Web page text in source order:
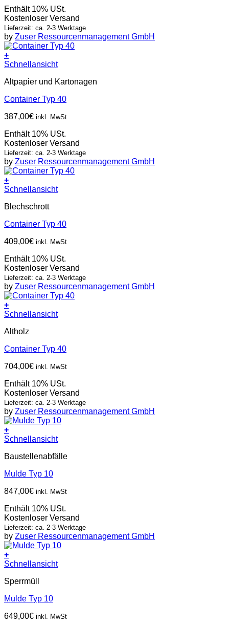
Enthält 10% USt.
Kostenloser Versand
Lieferzeit: ca. 2-3 Werktage
by Zuser Ressourcenmanagement GmbH
+
Schnellansicht
Altpapier und Kartonagen
Container Typ 40
387,00€ inkl. MwSt
Enthält 10% USt.
Kostenloser Versand
Lieferzeit: ca. 2-3 Werktage
by Zuser Ressourcenmanagement GmbH
+
Schnellansicht
Blechschrott
Container Typ 40
409,00€ inkl. MwSt
Enthält 10% USt.
Kostenloser Versand
Lieferzeit: ca. 2-3 Werktage
by Zuser Ressourcenmanagement GmbH
+
Schnellansicht
Altholz
Container Typ 40
704,00€ inkl. MwSt
Enthält 10% USt.
Kostenloser Versand
Lieferzeit: ca. 2-3 Werktage
by Zuser Ressourcenmanagement GmbH
+
Schnellansicht
Baustellenabfälle
Mulde Typ 10
847,00€ inkl. MwSt
Enthält 10% USt.
Kostenloser Versand
Lieferzeit: ca. 2-3 Werktage
by Zuser Ressourcenmanagement GmbH
+
Schnellansicht
Sperrmüll
Mulde Typ 10
649,00€ inkl. MwSt